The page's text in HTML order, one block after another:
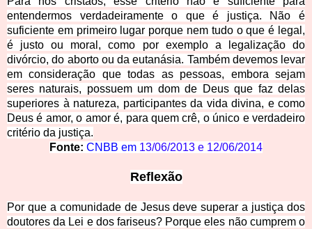
entendermos verdadeiramente o que é justiça. Não é
suficiente em primeiro lugar porque nem tudo o que é legal,
é justo ou moral, como por exemplo a legalização do
divórcio, do aborto ou da eutanásia. Também devemos levar
em consideração que todas as pessoas, embora sejam
seres naturais, possuem um dom de Deus que faz delas
superiores à natureza, participantes da vida divina, e como
Deus é amor, o amor é, para quem crê, o único e verdadeiro
critério da justiça.
Fonte: CNBB em 13/06/2013 e 12/06/2014
Reflexão
Por que a comunidade de Jesus deve superar a justiça dos
doutores da Lei e dos fariseus? Porque eles não cumprem o